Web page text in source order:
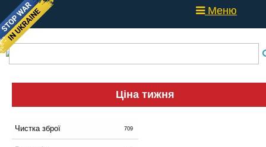
Меню
Ціна тижня
Чистка зброї 709